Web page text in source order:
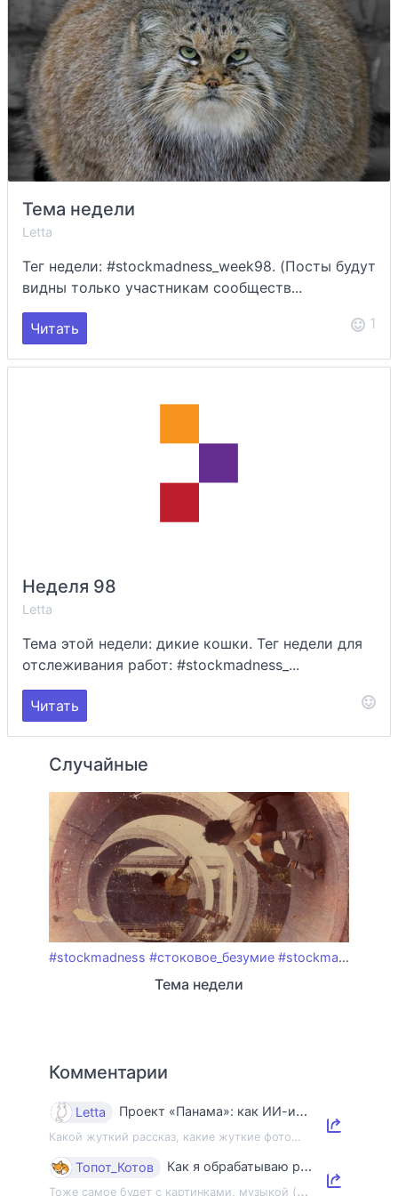
Тема недели
Letta
Тег недели: #stockmadness_week98. (Посты будут
видны только участникам сообществ...
Читать 1
Неделя 98
Letta
Тема этой недели: дикие кошки. Тег недели для
отслеживания работ: #stockmadness_...
Читать
Случайные
#stockmadness #стоковое_безумие #stockmadness_week26
Тема недели
Комментарии
Letta Проект «Панама»: как ИИ-индустрия уничтожает книги и знания
Какой жуткий рассказ, какие жуткие фото…
Топот_Котов Как я обрабатываю ракушки
Т
оже самое будет с картинками, музыкой (mp3) и некоторыми файлами (pdf, zip) 😊 Н...